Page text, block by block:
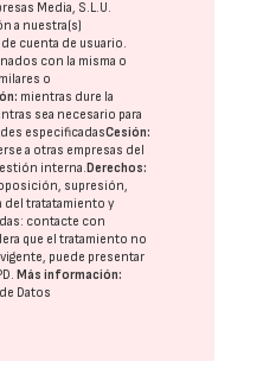
Media, S.L.U.
a nuestra(s)
cuenta de usuario.
con la misma o
o
mientras dure la
sea necesario para
especificadasCesión:
a otras empresas del
interna. Derechos:
supresión,
tratatamiento y
contacte con
que el tratamiento no
puede presentar
. Más información:
Datos